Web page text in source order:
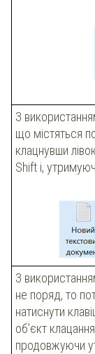
З
що містяться
клацнувши
Shift і,
З
не поряд, то
натиснути
об’єкт
продовжуючи